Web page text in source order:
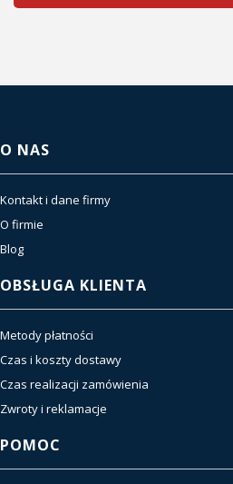
Linki w stopce
O NAS
Kontakt i dane firmy
O firmie
Blog
OBSŁUGA KLIENTA
Metody płatności
Czas i koszty dostawy
Czas realizacji zamówienia
Zwroty i reklamacje
POMOC